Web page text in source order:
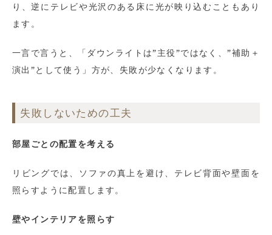
り、逆にテレビや光沢のある床に光が映り込むこともあり
ます。
一言で言うと、「ダウンライトは”主役”ではなく、”補助＋
演出”として使う」方が、失敗が少なくなります。
失敗しないための工夫
部屋ごとの配置を考える
リビングでは、ソファの真上を避け、テレビ背面や壁面を
照らすように配置します。
壁やインテリアを照らす